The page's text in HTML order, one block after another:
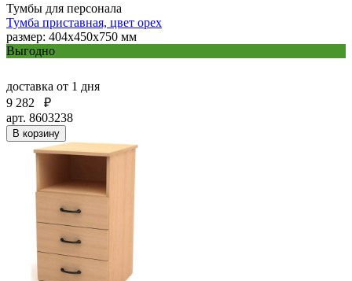
Тумбы для персонала
Тумба приставная, цвет орех
размер: 404х450х750 мм
Выгодно
доставка от 1 дня
9 282
₽
арт. 8603238
В корзину